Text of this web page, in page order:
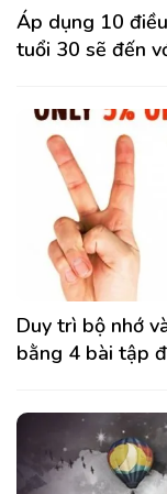
Áp dụng 10
tuổi 30 sẽ đến
Duy trì bộ nhớ
bằng 4 bài tập